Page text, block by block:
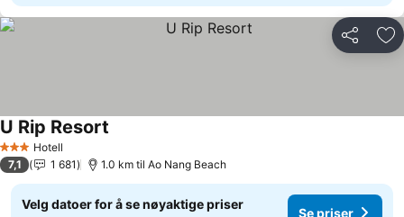
Del
3 StjernerHotell
U Rip Resort
7,1 1 681 1.0 km til Ao Nang Beach
Velg datoer for å se nøyaktige priser
Se priser